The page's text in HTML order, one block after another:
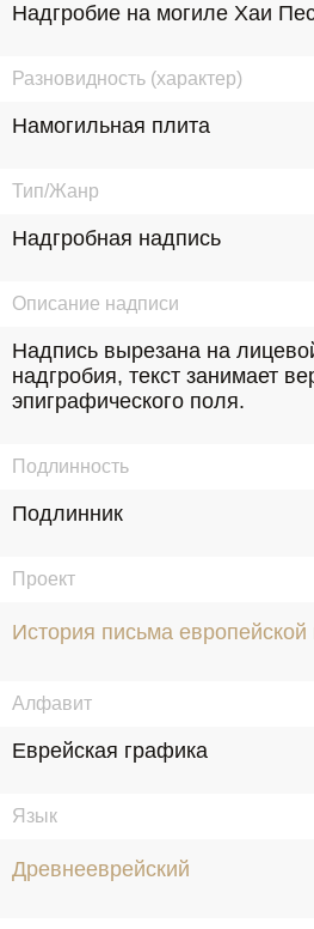
Надгробие на могиле Хаи
Разновидность (характер)
Намогильная плита
Тип/Жанр
Надгробная надпись
Описание надписи
Надпись вырезана на
надгробия, текст занимает
эпиграфического поля.
Подлинность
Подлинник
Проект
История письма европейской
Алфавит
Еврейская графика
Язык
Древнееврейский